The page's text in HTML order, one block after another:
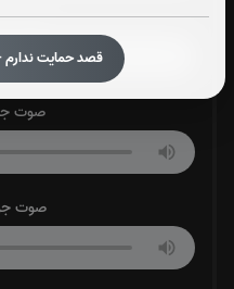
قصد حمایت ندارم
صوت
صوت
صوت